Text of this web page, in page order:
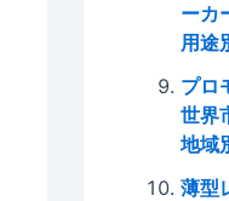
ーカ
用途
プロ
世界
地域
薄型